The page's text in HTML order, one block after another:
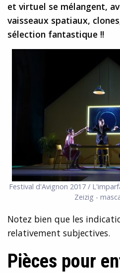
et virtuel se mélangent,
vaisseaux spatiaux,
sélection fantastique !!
Festival d'Avignon 2017 /
Zeizig -
Notez bien que les
relativement subjectives.
Pièces pour